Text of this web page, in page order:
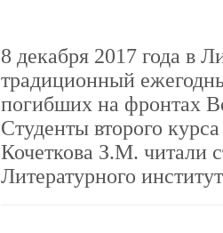
8 декабря 2017 года в
традиционный
погибших на фронтах
Студенты второго
Кочеткова З.М. читали
Литературного